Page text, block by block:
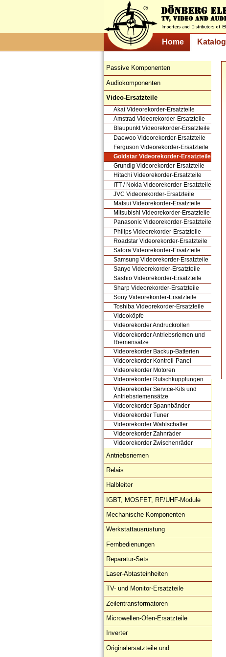
Home Katalog
Passive Komponenten
Audiokomponenten
Video-Ersatzteile
Akai Videorekorder-Ersatzteile
Amstrad Videorekorder-Ersatzteile
Blaupunkt Videorekorder-Ersatzteile
Daewoo Videorekorder-Ersatzteile
Ferguson Videorekorder-Ersatzteile
Goldstar Videorekorder-Ersatzteile
Grundig Videorekorder-Ersatzteile
Hitachi Videorekorder-Ersatzteile
ITT / Nokia Videorekorder-Ersatzteile
JVC Videorekorder-Ersatzteile
Matsui Videorekorder-Ersatzteile
Mitsubishi Videorekorder-Ersatzteile
Panasonic Videorekorder-Ersatzteile
Philips Videorekorder-Ersatzteile
Roadstar Videorekorder-Ersatzteile
Salora Videorekorder-Ersatzteile
Samsung Videorekorder-Ersatzteile
Sanyo Videorekorder-Ersatzteile
Sashio Videorekorder-Ersatzteile
Sharp Videorekorder-Ersatzteile
Sony Videorekorder-Ersatzteile
Toshiba Videorekorder-Ersatzteile
Videoköpfe
Videorekorder Andruckrollen
Videorekorder Antriebsriemen und
Riemensätze
Videorekorder Backup-Batterien
Videorekorder Kontroll-Panel
Videorekorder Motoren
Videorekorder Rutschkupplungen
Videorekorder Service-Kits und
Antriebsriemensätze
Videorekorder Spannbänder
Videorekorder Tuner
Videorekorder Wahlschalter
Videorekorder Zahnräder
Videorekorder Zwischenräder
Antriebsriemen
Relais
Halbleiter
IGBT, MOSFET, RF/UHF-Module
Mechanische Komponenten
Werkstattausrüstung
Fernbedienungen
Reparatur-Sets
Laser-Abtasteinheiten
TV- und Monitor-Ersatzteile
Zeilentransformatoren
Microwellen-Ofen-Ersatzteile
Inverter
Originalersatzteile und